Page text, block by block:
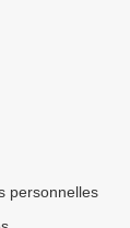
personnelles